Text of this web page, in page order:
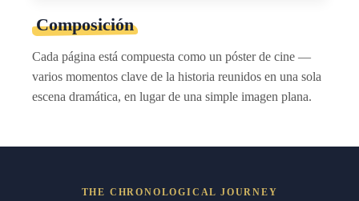
Composición
Cada página está compuesta como un póster de cine —
varios momentos clave de la historia reunidos en una sola
escena dramática, en lugar de una simple imagen plana.
THE CHRONOLOGICAL JOURNEY